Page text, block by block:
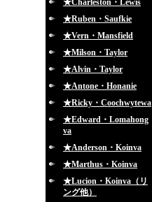
★Charleston・Lewis
★Ruben・Saufkie
★Vern・Mansfield
★Milson・Taylor
★Alvin・Taylor
★Antone・Honanie
★Ricky・Coochwytewa
★Edward・Lomahong
va
★Anderson・Koinva
★Marthus・Koinva
★Lucion・Koinva（リ
ング他）